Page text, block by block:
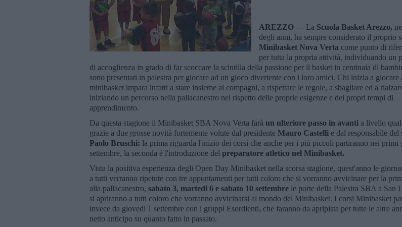
AREZZO — La Scuola Basket Arezzo,
degli anni, ha sempre considerato il proprio
Minibasket Nova Verta come punto di
per tutta la propria attività, individuando un
di accoglienza in grado di far scoccare la scintilla della passione per il basket in centinaia di
sono presentati in palestra per giocare ad un gioco divertente con i loro amici. Chi inizia a giocare
minibasket impara infatti a stare insieme ai compagni, a rispettare le regole, a sbagliare ed a
iniziando un percorso nella pallacanestro nel rispetto delle proprie esigenze e dei propri tempi di
apprendimento.
Da questa stagione il Minibasket SBA Nova Verta farà un ulteriore passo in avanti a livello
grazie a due grosse novità fortemente volute dal presidente Mauro Castelli e dal responsabile del
Paolo Bruschi: la prima riguarda l'inizio dei corsi che anche per i più piccoli partiranno nei primi
settembre, la seconda è l'introduzione del preparatore atletico nel Minibasket.
Vista la positiva esperienza degli Open Day Minibasket nella scorsa stagione, quest'anno le
a tutti verranno ripetute con tre appuntamenti per tutti coloro che si vorranno avvicinare per la
alla pallacanestro, sabato 3, martedi 6 e sabato 10 settembre le porte della Palestra SBA a San
si apriranno a tutti coloro che vorranno avvicinarsi al mondo del Minibasket. I corsi Minibasket
invece da giovedi 1 settembre con i gruppi Esordienti, che faranno da apripista per tutte le altre
netto anticipo su quanto fatto in passato.